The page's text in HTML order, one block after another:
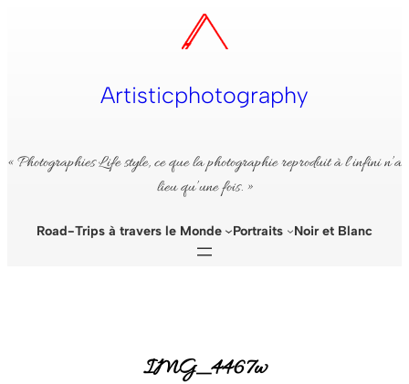
Artisticphotography
« Photographies Life style, ce que la photographie reproduit à l’infini n’a
lieu qu’une fois. »
Road-Trips à travers le Monde Portraits Noir et Blanc
IMG_4467w